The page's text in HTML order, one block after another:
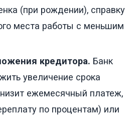
(при рождении), справку
места работы с меньшим
кредитора. Банк
увеличение срока
ежемесячный платеж,
по процентам) или